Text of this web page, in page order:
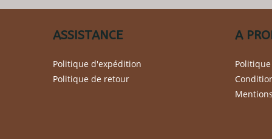
sur
ASSISTANCE
Politique d'expédition
Politique de retour
A